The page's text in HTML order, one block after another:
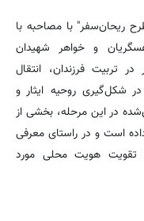
ریحان‌سفر" با مصاحبه‌ با
و خواهر شهیدان
تربیت فرزندان، انتقال
شکل‌گیری روحیه ایثار و
در این مرحله، بخشی از
است و در راستای معرفی
هویت محلی مورد